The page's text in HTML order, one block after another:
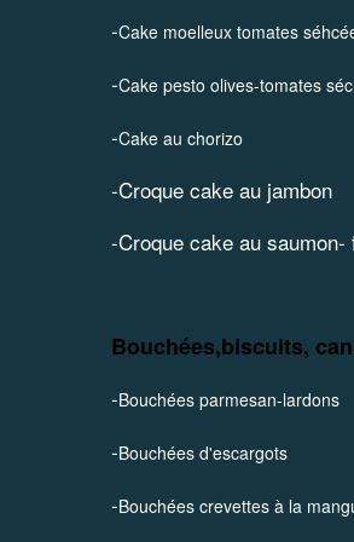
-Cake moelleux tomates
-Cake pesto olives-tomates
-Cake au chorizo
-Croque cake au jambon
-Croque cake au
Bouchées,biscuits,
-Bouchées parmesan-lardons
-Bouchées d'escargots
-Bouchées crevettes à la